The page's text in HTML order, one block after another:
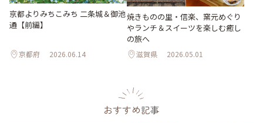
京都よりみちこみち 二条城＆御池
通【前編】
京都府 2026.06.14
焼きものの里・信楽、窯元めぐり
やランチ＆スイーツを楽しむ癒し
の旅へ
滋賀県 2026.05.01
おすすめ記事